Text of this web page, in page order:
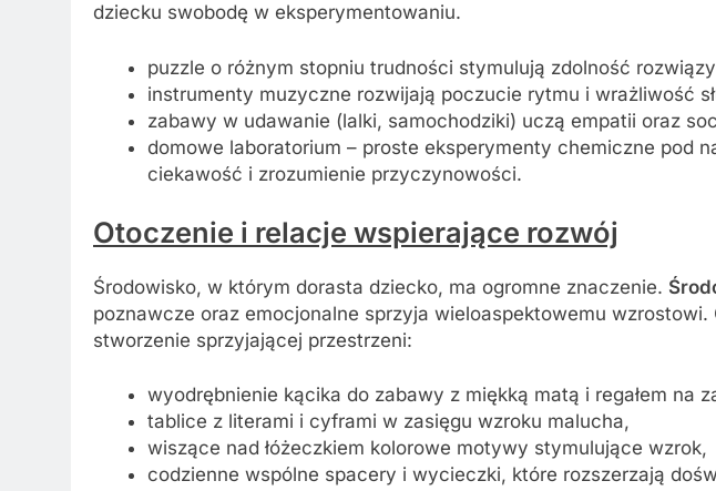
dziecku swobodę w eksperymentowaniu.
puzzle o różnym stopniu trudności stymulują zdolność
instrumenty muzyczne rozwijają poczucie rytmu i wrażliwość
zabawy w udawanie (lalki, samochodziki) uczą empatii oraz
domowe laboratorium – proste eksperymenty chemiczne pod
ciekawość i zrozumienie przyczynowości.
Otoczenie i relacje wspierające rozwój
Środowisko, w którym dorasta dziecko, ma ogromne znaczenie.
poznawcze oraz emocjonalne sprzyja wieloaspektowemu wzrostowi.
stworzenie sprzyjającej przestrzeni:
wyodrębnienie kącika do zabawy z miękką matą i regałem na
tablice z literami i cyframi w zasięgu wzroku malucha,
wiszące nad łóżeczkiem kolorowe motywy stymulujące wzrok,
codzienne wspólne spacery i wycieczki, które rozszerzają